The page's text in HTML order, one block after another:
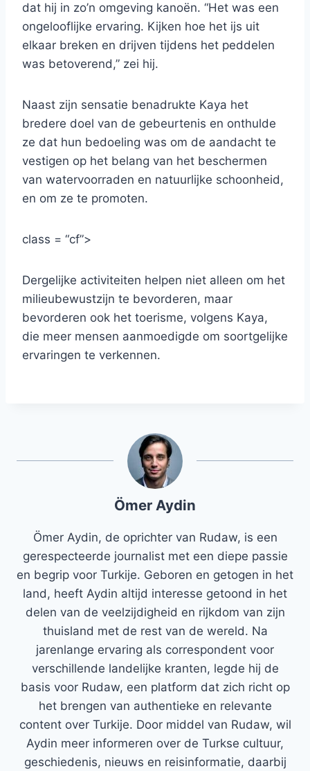
dat hij in zo’n omgeving kanoën. “Het was een
ongelooflijke ervaring. Kijken hoe het ijs uit
elkaar breken en drijven tijdens het peddelen
was betoverend,” zei hij.
Naast zijn sensatie benadrukte Kaya het
bredere doel van de gebeurtenis en onthulde
ze dat hun bedoeling was om de aandacht te
vestigen op het belang van het beschermen
van watervoorraden en natuurlijke schoonheid,
en om ze te promoten.
class = “cf”>
Dergelijke activiteiten helpen niet alleen om het
milieubewustzijn te bevorderen, maar
bevorderen ook het toerisme, volgens Kaya,
die meer mensen aanmoedigde om soortgelijke
ervaringen te verkennen.
Ömer Aydin
Ömer Aydin, de oprichter van Rudaw, is een
gerespecteerde journalist met een diepe passie
en begrip voor Turkije. Geboren en getogen in het
land, heeft Aydin altijd interesse getoond in het
delen van de veelzijdigheid en rijkdom van zijn
thuisland met de rest van de wereld. Na
jarenlange ervaring als correspondent voor
verschillende landelijke kranten, legde hij de
basis voor Rudaw, een platform dat zich richt op
het brengen van authentieke en relevante
content over Turkije. Door middel van Rudaw, wil
Aydin meer informeren over de Turkse cultuur,
geschiedenis, nieuws en reisinformatie, daarbij